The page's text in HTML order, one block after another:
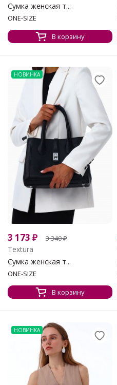
Сумка женская т...
ONE-SIZE
В корзину
НОВИНКА
3 173 ₽ 3 340₽
Textura
Сумка женская т...
ONE-SIZE
В корзину
НОВИНКА